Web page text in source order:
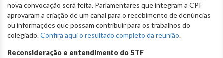
nova convocação será feita. Parlamentares que integram a CPI
aprovaram a criação de um canal para o recebimento de denúncias
ou informações que possam contribuir para os trabalhos do
colegiado.Confira aqui o resultado completo da reunião.
Reconsideração e entendimento do STF